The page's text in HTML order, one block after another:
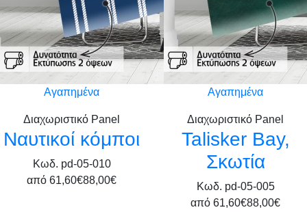
Αγαπημένα
Διαχωριστικό Panel
Ναυτικοί κόμποι
Κωδ. pd-05-010
από 61,60€88,00€
Αγαπημένα
Διαχωριστικό Panel
Talisker Bay,
Σκωτία
Κωδ. pd-05-005
από 61,60€88,00€